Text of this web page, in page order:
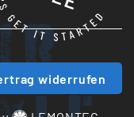
widerrufen